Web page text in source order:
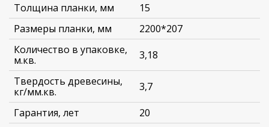
Толщина планки, мм
15
Размеры планки, мм
2200*207
Количество в упаковке,
м.кв.
3,18
Твердость древесины,
кг/мм.кв.
3,7
Гарантия, лет
20